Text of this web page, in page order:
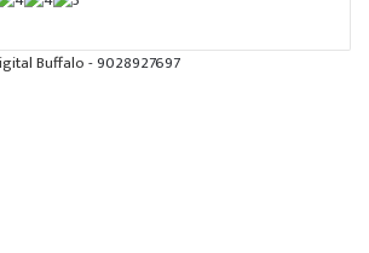
Buffalo- 9028927697